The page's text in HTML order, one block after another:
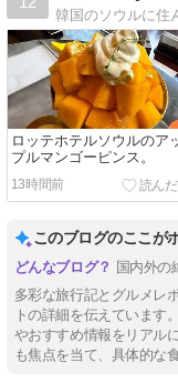
ロッテホテルソウルのア
プルマンゴーピンス。
13時間前
このブログのここが
国内外の
多彩な旅行記とグルメレ
トの詳細を伝えています
やおすすめ情報をリアル
も焦点を当て、具体的な